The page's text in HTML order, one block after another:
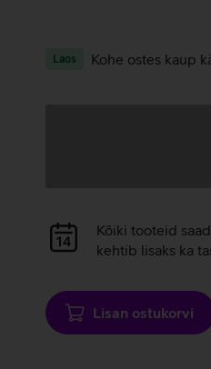
Laos Kohe ostes kaup
Andmete
laadimine
Kõiki tooteid saad
kehtib lisaks ka
Lisan ostukorvi